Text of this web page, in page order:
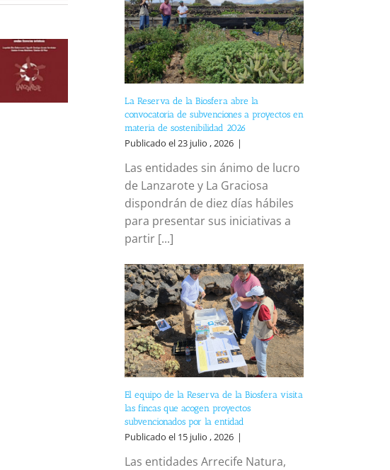
La Reserva de la Biosfera abre la
convocatoria de subvenciones a proyectos en
materia de sostenibilidad 2026
Publicado el 23 julio , 2026 |
Las entidades sin ánimo de lucro
de Lanzarote y La Graciosa
dispondrán de diez días hábiles
para presentar sus iniciativas a
partir [...]
El equipo de la Reserva de la Biosfera visita
las fincas que acogen proyectos
subvencionados por la entidad
Publicado el 15 julio , 2026 |
Las entidades Arrecife Natura,